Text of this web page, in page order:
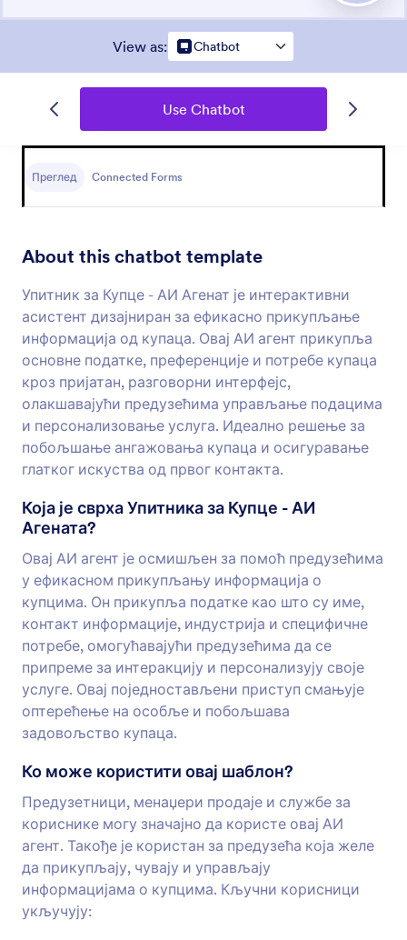
View as: Chatbot
Use Chatbot
Преглед Connected Forms
About this chatbot template
Упитник за Купце - АИ Агенат је интерактивни
асистент дизајниран за ефикасно прикупљање
информација од купаца. Овај АИ агент прикупља
основне податке, преференције и потребе купаца
кроз пријатан, разговорни интерфејс,
олакшавајући предузећима управљање подацима
и персонализовање услуга. Идеално решење за
побољшање ангажовања купаца и осигуравање
глатког искуства од првог контакта.
Која је сврха Упитника за Купце - АИ
Агената?
Овај АИ агент је осмишљен за помоћ предузећима
у ефикасном прикупљању информација о
купцима. Он прикупља податке као што су име,
контакт информације, индустрија и специфичне
потребе, омогућавајући предузећима да се
припреме за интеракцију и персонализују своје
услуге. Овај поједностављени приступ смањује
оптерећење на особље и побољшава
задовољство купаца.
Ко може користити овај шаблон?
Предузетници, менаџери продаје и службе за
кориснике могу значајно да користе овај АИ
агент. Такође је користан за предузећа која желе
да прикупљају, чувају и управљају
информацијама о купцима. Кључни корисници
укључују: